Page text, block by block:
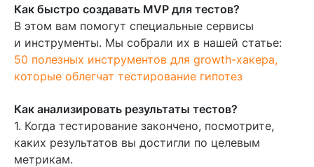
Как быстро создавать MVP для тестов?
В этом вам помогут специальные сервисы
и инструменты. Мы собрали их в нашей статье:
50 полезных инструментов для growth-хакера,
которые облегчат тестирование гипотез
Как анализировать результаты тестов?
1. Когда тестирование закончено, посмотрите,
каких результатов вы достигли по целевым
метрикам.